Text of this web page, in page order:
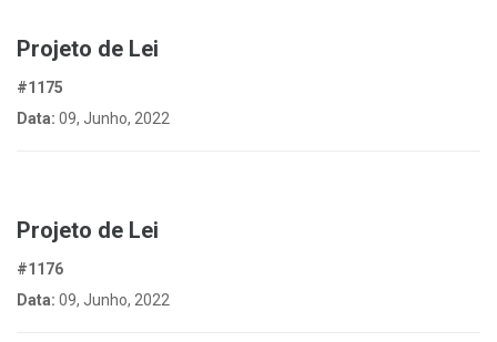
Projeto de Lei
#1175
Data: 09, Junho, 2022
Projeto de Lei
#1176
Data: 09, Junho, 2022